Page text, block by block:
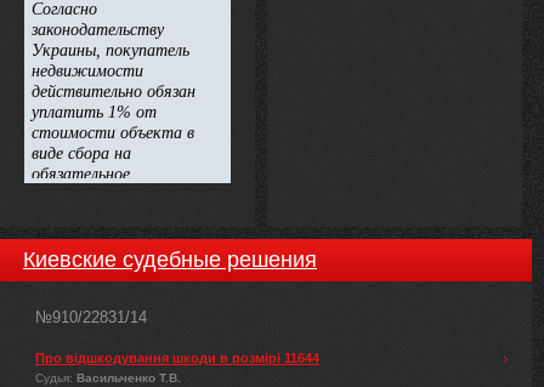
Киевские судебные решения
№910/22831/14
Про відшкодування шкоди в розмірі 11644
Судья: Васильченко Т.В.